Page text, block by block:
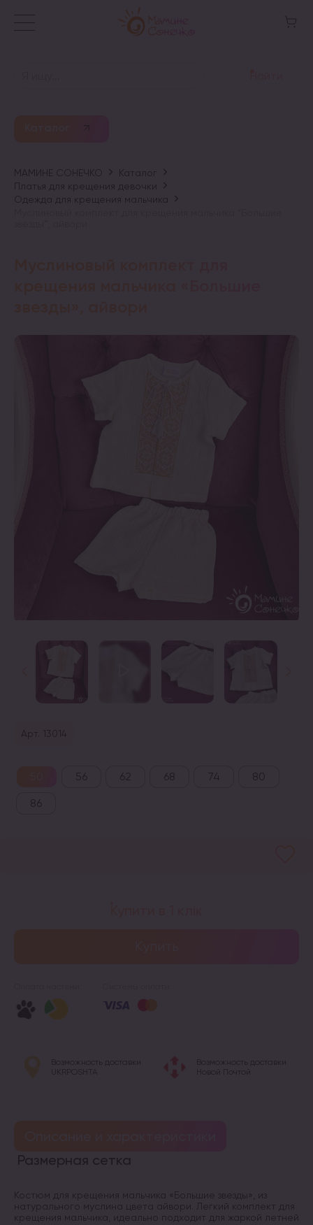
МАМИНЕ СОНЕЧКО
Каталог
Платья для крещения девочки
Одежда для крещения мальчика
Арт. 13014
56 62 68 74
80
86
Возможность доставки
UKRPOSHTA
Возможность доставки
Новой Почтой
Размерная сетка
Костюм для крещения мальчика «Большие звезды», из
натурального муслина цвета айвори. Легкий комплект для
крещения мальчика, идеально подходит для жаркой летней